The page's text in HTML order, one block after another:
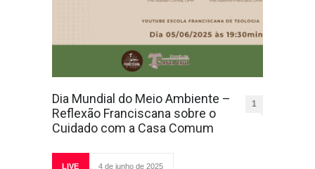
Dia Mundial do Meio Ambiente –
Reflexão Franciscana sobre o
Cuidado com a Casa Comum
1
LIVE 4 de junho de 2025